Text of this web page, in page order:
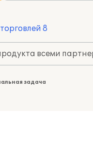
8
всеми
задача